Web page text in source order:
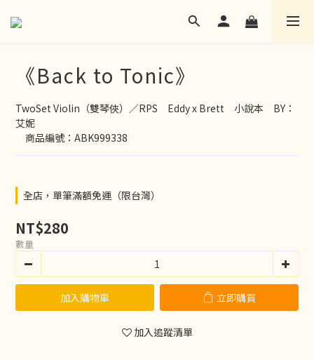
《Back to Tonic》
TwoSet Violin（雙琴俠）／RPS　Eddy x Brett　小說本　BY：
艾妮
商品編號：ABK999338
全店，單筆滿額免運（限台灣）
NT$280
數量
加入購物車 立即購買
加入追蹤清單